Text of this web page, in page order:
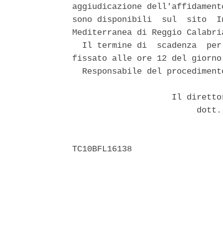
aggiudicazione
sono disponibili  sul  sito
Mediterranea di Reggio
Il termine di  scadenza
fissato alle ore 12 del giorno
Responsabile del
Il